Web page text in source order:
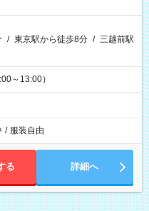
/ 東京駅から徒歩8分 / 三越前駅
～13:00）
/ 服装自由
る 詳細へ